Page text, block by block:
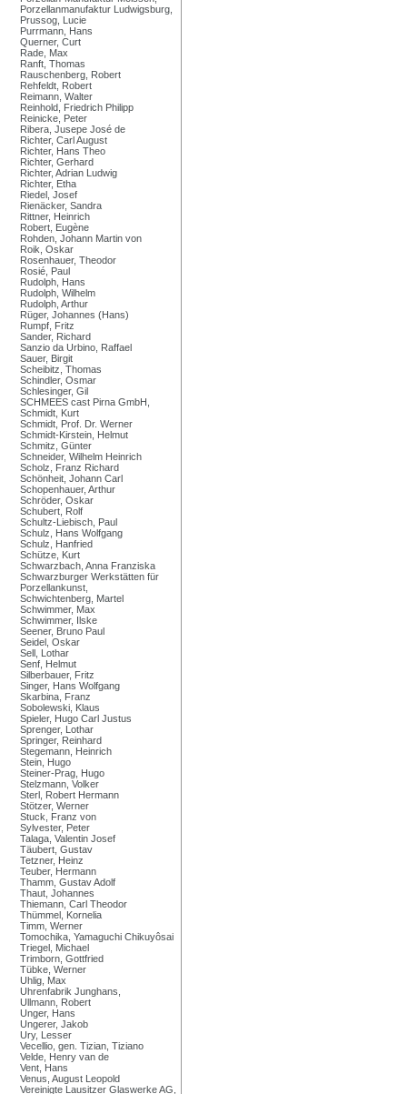
Porzellanmanufaktur Ludwigsburg,
Prussog, Lucie
Purrmann, Hans
Querner, Curt
Rade, Max
Ranft, Thomas
Rauschenberg, Robert
Rehfeldt, Robert
Reimann, Walter
Reinhold, Friedrich Philipp
Reinicke, Peter
Ribera, Jusepe José de
Richter, Carl August
Richter, Hans Theo
Richter, Gerhard
Richter, Adrian Ludwig
Richter, Etha
Riedel, Josef
Rienäcker, Sandra
Rittner, Heinrich
Robert, Eugène
Rohden, Johann Martin von
Roik, Oskar
Rosenhauer, Theodor
Rosié, Paul
Rudolph, Hans
Rudolph, Wilhelm
Rudolph, Arthur
Rüger, Johannes (Hans)
Rumpf, Fritz
Sander, Richard
Sanzio da Urbino, Raffael
Sauer, Birgit
Scheibitz, Thomas
Schindler, Osmar
Schlesinger, Gil
SCHMEES cast Pirna GmbH,
Schmidt, Kurt
Schmidt, Prof. Dr. Werner
Schmidt-Kirstein, Helmut
Schmitz, Günter
Schneider, Wilhelm Heinrich
Scholz, Franz Richard
Schönheit, Johann Carl
Schopenhauer, Arthur
Schröder, Oskar
Schubert, Rolf
Schultz-Liebisch, Paul
Schulz, Hans Wolfgang
Schulz, Hanfried
Schütze, Kurt
Schwarzbach, Anna Franziska
Schwarzburger Werkstätten für
Porzellankunst,
Schwichtenberg, Martel
Schwimmer, Max
Schwimmer, Ilske
Seener, Bruno Paul
Seidel, Oskar
Sell, Lothar
Senf, Helmut
Silberbauer, Fritz
Singer, Hans Wolfgang
Skarbina, Franz
Sobolewski, Klaus
Spieler, Hugo Carl Justus
Sprenger, Lothar
Springer, Reinhard
Stegemann, Heinrich
Stein, Hugo
Steiner-Prag, Hugo
Stelzmann, Volker
Sterl, Robert Hermann
Stötzer, Werner
Stuck, Franz von
Sylvester, Peter
Talaga, Valentin Josef
Täubert, Gustav
Tetzner, Heinz
Teuber, Hermann
Thamm, Gustav Adolf
Thaut, Johannes
Thiemann, Carl Theodor
Thümmel, Kornelia
Timm, Werner
Tomochika, Yamaguchi Chikuyôsai
Triegel, Michael
Trimborn, Gottfried
Tübke, Werner
Uhlig, Max
Uhrenfabrik Junghans,
Ullmann, Robert
Unger, Hans
Ungerer, Jakob
Ury, Lesser
Vecellio, gen. Tizian, Tiziano
Velde, Henry van de
Vent, Hans
Venus, August Leopold
Vereinigte Lausitzer Glaswerke AG,